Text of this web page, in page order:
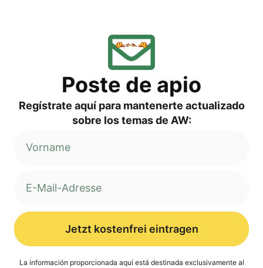
Pos­te de apio
Regí­s­tra­te aquí para man­ten­er­te actua­liz­ado
sob­re los temas de AW:
Jetzt kostenfrei eintragen
La infor­mación pro­por­cio­na­da aquí está desti­na­da exclu­si­v­a­men­te al